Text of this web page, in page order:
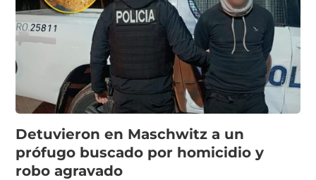
Detuvieron en Maschwitz a un
prófugo buscado por homicidio y
robo agravado